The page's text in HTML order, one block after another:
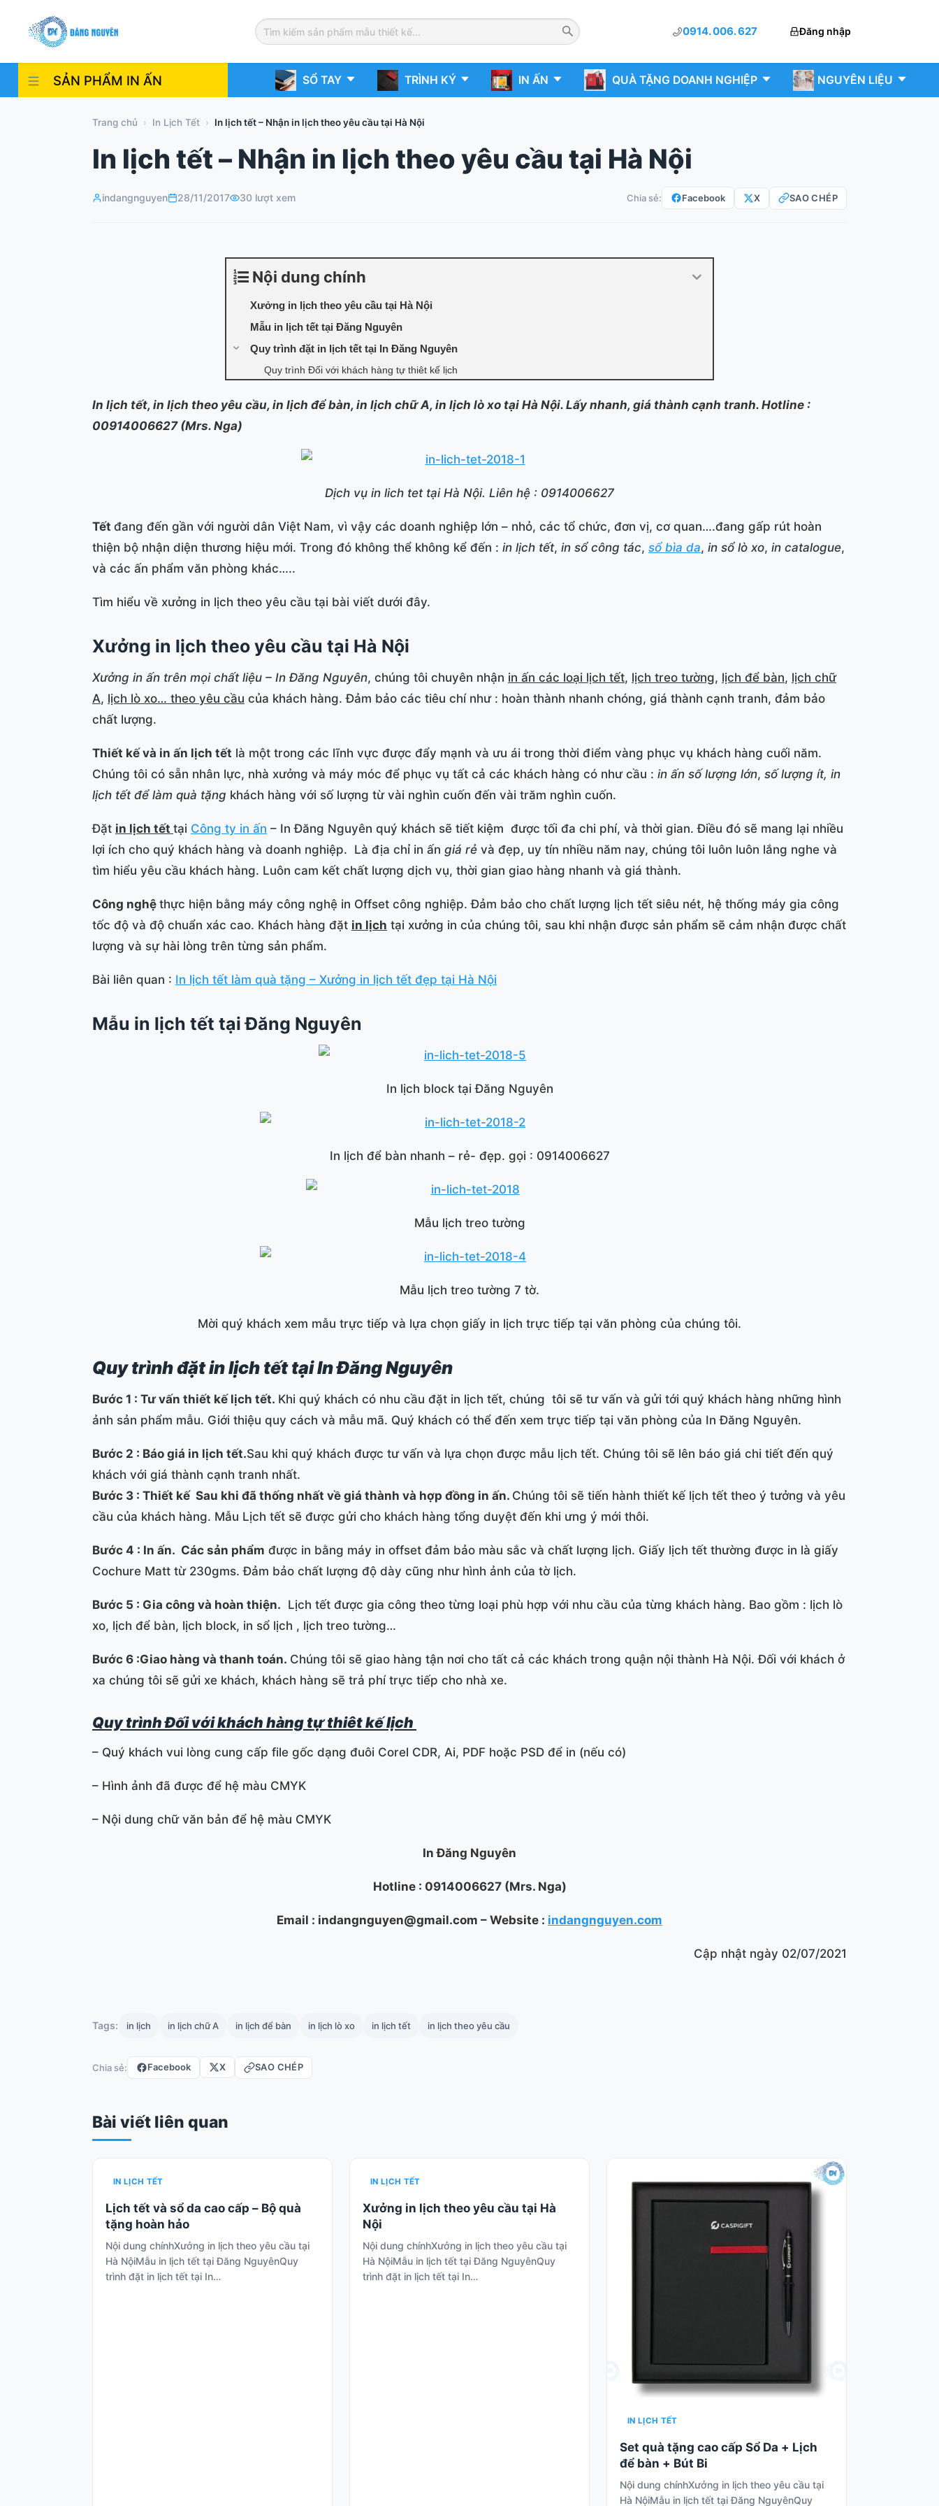
content
0914. 006. 627 Đăng nhập
SẢN PHẨM IN ẤN SỔ TAY TRÌNH KÝ IN ẤN QUÀ TẶNG DOANH NGHIỆP NGUYÊN LIỆU
Trang chủ › In Lịch Tết › In lịch tết – Nhận in lịch theo yêu cầu tại Hà Nội
In lịch tết – Nhận in lịch theo yêu cầu tại Hà Nội
indangnguyen 28/11/2017 30 lượt xem Chia sẻ: Facebook X SAO CHÉP
Nội dung chính
Xưởng in lịch theo yêu cầu tại Hà Nội
Mẫu in lịch tết tại Đăng Nguyên
Quy trình đặt in lịch tết tại In Đăng Nguyên
Quy trình Đối với khách hàng tự thiêt kế lịch
In lịch tết, in lịch theo yêu cầu, in lịch để bàn, in lịch chữ A, in lịch lò xo tại Hà Nội. Lấy nhanh, giá thành cạnh tranh. Hotline :
00914006627 (Mrs. Nga)
Dịch vụ in lich tet tại Hà Nội. Liên hệ : 0914006627
Tết đang đến gần với người dân Việt Nam, vì vậy các doanh nghiệp lớn – nhỏ, các tổ chức, đơn vị, cơ quan….đang gấp rút hoàn
thiện bộ nhận diện thương hiệu mới. Trong đó không thể không kể đến : in lịch tết, in sổ công tác, sổ bìa da, in sổ lò xo, in catalogue,
và các ấn phẩm văn phòng khác…..
Tìm hiểu về xưởng in lịch theo yêu cầu tại bài viết dưới đây.
Xưởng in lịch theo yêu cầu tại Hà Nội
Xưởng in ấn trên mọi chất liệu – In Đăng Nguyên, chúng tôi chuyên nhận in ấn các loại lịch tết, lịch treo tường, lịch để bàn, lịch chữ
A, lịch lò xo… theo yêu cầu của khách hàng. Đảm bảo các tiêu chí như : hoàn thành nhanh chóng, giá thành cạnh tranh, đảm bảo
chất lượng.
Thiết kế và in ấn lịch tết là một trong các lĩnh vực được đẩy mạnh và ưu ái trong thời điểm vàng phục vụ khách hàng cuối năm.
Chúng tôi có sẵn nhân lực, nhà xưởng và máy móc để phục vụ tất cả các khách hàng có như cầu : in ấn số lượng lớn, số lượng ít, in
lịch tết để làm quà tặng khách hàng với số lượng từ vài nghìn cuốn đến vài trăm nghìn cuốn.
Đặt in lịch tết tại Công ty in ấn – In Đăng Nguyên quý khách sẽ tiết kiệm được tối đa chi phí, và thời gian. Điều đó sẽ mang lại nhiều
lợi ích cho quý khách hàng và doanh nghiệp. Là địa chỉ in ấn giá rẻ và đẹp, uy tín nhiều năm nay, chúng tôi luôn luôn lắng nghe và
tìm hiểu yêu cầu khách hàng. Luôn cam kết chất lượng dịch vụ, thời gian giao hàng nhanh và giá thành.
Công nghệ thực hiện bằng máy công nghệ in Offset công nghiệp. Đảm bảo cho chất lượng lịch tết siêu nét, hệ thống máy gia công
tốc độ và độ chuẩn xác cao. Khách hàng đặt in lịch tại xưởng in của chúng tôi, sau khi nhận được sản phẩm sẽ cảm nhận được chất
lượng và sự hài lòng trên từng sản phẩm.
Bài liên quan : In lịch tết làm quà tặng – Xưởng in lịch tết đẹp tại Hà Nội
Mẫu in lịch tết tại Đăng Nguyên
In lịch block tại Đăng Nguyên
In lịch để bàn nhanh – rẻ- đẹp. gọi : 0914006627
Mẫu lịch treo tường
Mẫu lịch treo tường 7 tờ.
Mời quý khách xem mẫu trực tiếp và lựa chọn giấy in lịch trực tiếp tại văn phòng của chúng tôi.
Quy trình đặt in lịch tết tại In Đăng Nguyên
Bước 1 : Tư vấn thiết kế lịch tết. Khi quý khách có nhu cầu đặt in lịch tết, chúng tôi sẽ tư vấn và gửi tới quý khách hàng những hình
ảnh sản phẩm mẫu. Giới thiệu quy cách và mẫu mã. Quý khách có thể đến xem trực tiếp tại văn phòng của In Đăng Nguyên.
Bước 2 : Báo giá in lịch tết.Sau khi quý khách được tư vấn và lựa chọn được mẫu lịch tết. Chúng tôi sẽ lên báo giá chi tiết đến quý
khách với giá thành cạnh tranh nhất.
Bước 3 : Thiết kế Sau khi đã thống nhất về giá thành và hợp đồng in ấn. Chúng tôi sẽ tiến hành thiết kế lịch tết theo ý tưởng và yêu
cầu của khách hàng. Mẫu Lịch tết sẽ được gửi cho khách hàng tổng duyệt đến khi ưng ý mới thôi.
Bước 4 : In ấn. Các sản phẩm được in bằng máy in offset đảm bảo màu sắc và chất lượng lịch. Giấy lịch tết thường được in là giấy
Cochure Matt từ 230gms. Đảm bảo chất lượng độ dày cũng như hình ảnh của tờ lịch.
Bước 5 : Gia công và hoàn thiện. Lịch tết được gia công theo từng loại phù hợp với nhu cầu của từng khách hàng. Bao gồm : lịch lò
xo, lịch để bàn, lịch block, in sổ lịch , lịch treo tường…
Bước 6 :Giao hàng và thanh toán. Chúng tôi sẽ giao hàng tận nơi cho tất cả các khách trong quận nội thành Hà Nội. Đối với khách ở
xa chúng tôi sẽ gửi xe khách, khách hàng sẽ trả phí trực tiếp cho nhà xe.
Quy trình Đối với khách hàng tự thiêt kế lịch
– Quý khách vui lòng cung cấp file gốc dạng đuôi Corel CDR, Ai, PDF hoặc PSD để in (nếu có)
– Hình ảnh đã được để hệ màu CMYK
– Nội dung chữ văn bản để hệ màu CMYK
In Đăng Nguyên
Hotline : 0914006627 (Mrs. Nga)
Email : indangnguyen@gmail.com – Website : indangnguyen.com
Cập nhật ngày 02/07/2021
Tags: in lịch in lịch chữ A in lịch để bàn in lịch lò xo in lịch tết in lịch theo yêu cầu
Chia sẻ: Facebook X SAO CHÉP
Bài viết liên quan
IN LỊCH TẾT
Lịch tết và sổ da cao cấp – Bộ quà
tặng hoàn hảo
Nội dung chínhXưởng in lịch theo yêu cầu tại
Hà NộiMẫu in lịch tết tại Đăng NguyênQuy
trình đặt in lịch tết tại In…
IN LỊCH TẾT
Xưởng in lịch theo yêu cầu tại Hà
Nội
Nội dung chínhXưởng in lịch theo yêu cầu tại
Hà NộiMẫu in lịch tết tại Đăng NguyênQuy
trình đặt in lịch tết tại In…
IN LỊCH TẾT
Set quà tặng cao cấp Sổ Da + Lịch
để bàn + Bút Bi
Nội dung chínhXưởng in lịch theo yêu cầu tại
Hà NộiMẫu in lịch tết tại Đăng NguyênQuy